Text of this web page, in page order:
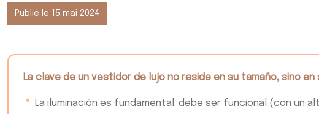
Publié le 15 mai 2024
La clave de un vestidor de lujo no reside en su tamaño, sino
La iluminación es fundamental: debe ser funcional (con un